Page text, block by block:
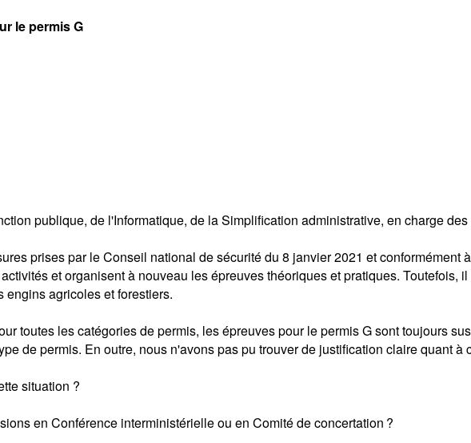
le permis G
publique, de l'Informatique, de la Simplification administrative, en charge
prises par le Conseil national de sécurité du 8 janvier 2021 et conformément
et organisent à nouveau les épreuves théoriques et pratiques. Toutefois,
agricoles et forestiers.
toutes les catégories de permis, les épreuves pour le permis G sont toujours
de permis. En outre, nous n'avons pas pu trouver de justification claire quant à
situation ?
en Conférence interministérielle ou en Comité de concertation ?